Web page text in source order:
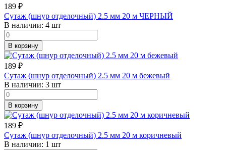
189 ₽
Сутаж (шнур отделочный) 2.5 мм 20 м ЧЕРНЫЙ
В наличии: 4 шт
В корзину
189 ₽
Сутаж (шнур отделочный) 2.5 мм 20 м бежевый
В наличии: 3 шт
В корзину
189 ₽
Сутаж (шнур отделочный) 2.5 мм 20 м коричневый
В наличии: 1 шт